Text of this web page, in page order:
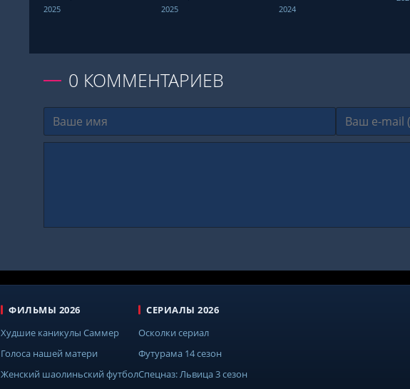
2025 2025 2024
0 КОММЕНТАРИЕВ
ФИЛЬМЫ 2026
Худшие каникулы Саммер
Голоса нашей матери
Женский шаолиньский футбол
СЕРИАЛЫ 2026
Осколки сериал
Футурама 14 сезон
Спецназ: Львица 3 сезон